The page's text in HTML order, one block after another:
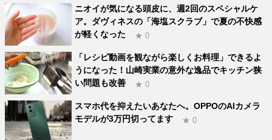
ニオイが気になる頭皮に、週2回のスペシャルケ
ア。ダヴィネスの「海塩スクラブ」で夏の不快感
が軽くなった
★ 0
「レシピ動画を観ながら楽しくお料理」できるよ
うになった！山崎実業の意外な逸品でキッチン狭
い問題も改善
★ 0
スマホ代を抑えたいあなたへ。OPPOのAIカメラ
モデルが3万円切ってます
★ 0